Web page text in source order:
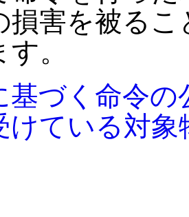
損害を被る
。
基づく命令の
けている対象